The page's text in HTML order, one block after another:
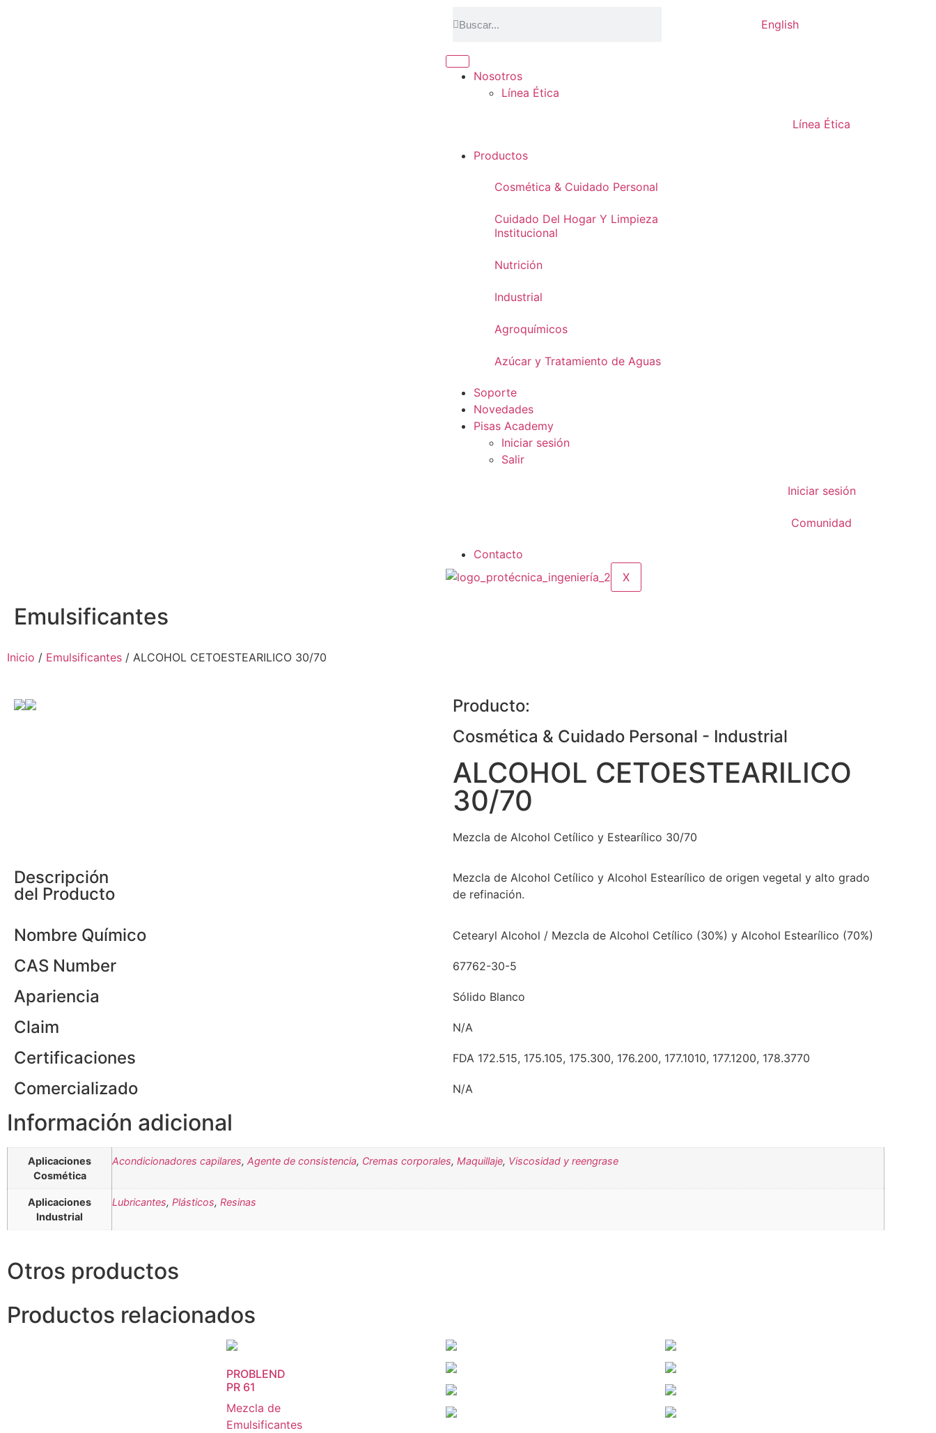
English
Nosotros
Línea Ética
Línea Ética
Productos
Cosmética & Cuidado Personal
Cuidado Del Hogar Y Limpieza
Institucional
Nutrición
Industrial
Agroquímicos
Azúcar y Tratamiento de Aguas
Soporte
Novedades
Pisas Academy
Iniciar sesión
Salir
Iniciar sesión
Comunidad
Contacto
X
Emulsificantes
Inicio / Emulsificantes / ALCOHOL CETOESTEARILICO 30/70
Producto:
Cosmética & Cuidado Personal - Industrial
ALCOHOL CETOESTEARILICO
30/70
Mezcla de Alcohol Cetílico y Estearílico 30/70
Descripción
del Producto
Mezcla de Alcohol Cetílico y Alcohol Estearílico de origen vegetal y alto grado
de refinación.
Nombre Químico Cetearyl Alcohol / Mezcla de Alcohol Cetílico (30%) y Alcohol Estearílico (70%)
CAS Number 67762-30-5
Apariencia Sólido Blanco
Claim N/A
Certificaciones FDA 172.515, 175.105, 175.300, 176.200, 177.1010, 177.1200, 178.3770
Comercializado N/A
Información adicional
Aplicaciones
Cosmética
Acondicionadores capilares, Agente de consistencia, Cremas corporales, Maquillaje, Viscosidad y reengrase
Aplicaciones
Industrial
Lubricantes, Plásticos, Resinas
Otros productos
Productos relacionados
PROBLEND
PR 61
Mezcla de
Emulsificantes